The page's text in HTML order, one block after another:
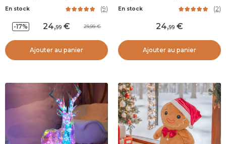
En stock (9)
-17% 24,99 29,99
Ajouter au panier
En stock (2)
24,99
Ajouter au panier